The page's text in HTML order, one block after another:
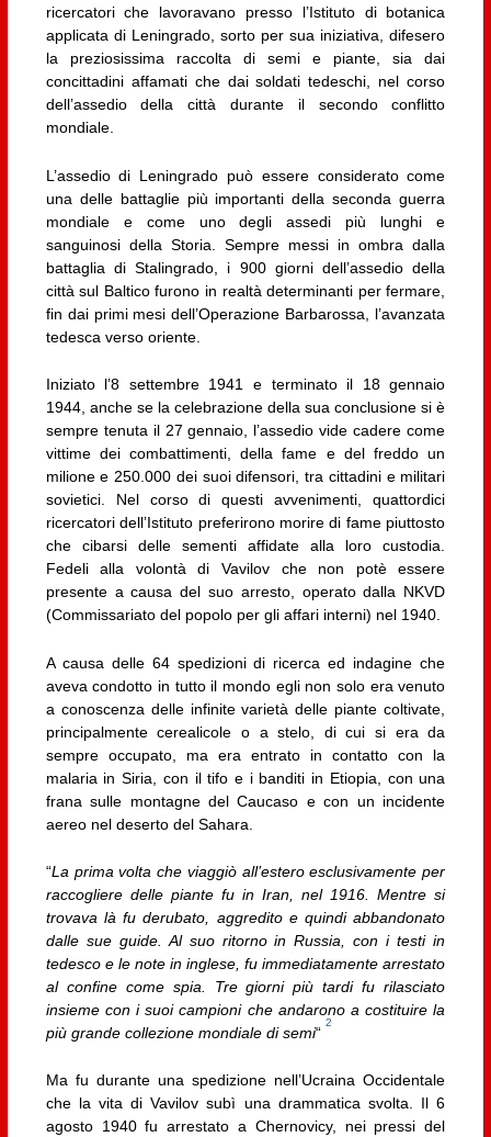
ricercatori che lavoravano presso l’Istituto di botanica
applicata di Leningrado, sorto per sua iniziativa, difesero
la preziosissima raccolta di semi e piante, sia dai
concittadini affamati che dai soldati tedeschi, nel corso
dell’assedio della città durante il secondo conflitto
mondiale.
L’assedio di Leningrado può essere considerato come
una delle battaglie più importanti della seconda guerra
mondiale e come uno degli assedi più lunghi e
sanguinosi della Storia. Sempre messi in ombra dalla
battaglia di Stalingrado, i 900 giorni dell’assedio della
città sul Baltico furono in realtà determinanti per fermare,
fin dai primi mesi dell’Operazione Barbarossa, l’avanzata
tedesca verso oriente.
Iniziato l’8 settembre 1941 e terminato il 18 gennaio
1944, anche se la celebrazione della sua conclusione si è
sempre tenuta il 27 gennaio, l’assedio vide cadere come
vittime dei combattimenti, della fame e del freddo un
milione e 250.000 dei suoi difensori, tra cittadini e militari
sovietici. Nel corso di questi avvenimenti, quattordici
ricercatori dell’Istituto preferirono morire di fame piuttosto
che cibarsi delle sementi affidate alla loro custodia.
Fedeli alla volontà di Vavilov che non potè essere
presente a causa del suo arresto, operato dalla NKVD
(Commissariato del popolo per gli affari interni) nel 1940.
A causa delle 64 spedizioni di ricerca ed indagine che
aveva condotto in tutto il mondo egli non solo era venuto
a conoscenza delle infinite varietà delle piante coltivate,
principalmente cerealicole o a stelo, di cui si era da
sempre occupato, ma era entrato in contatto con la
malaria in Siria, con il tifo e i banditi in Etiopia, con una
frana sulle montagne del Caucaso e con un incidente
aereo nel deserto del Sahara.
“La prima volta che viaggiò all’estero esclusivamente per
raccogliere delle piante fu in Iran, nel 1916. Mentre si
trovava là fu derubato, aggredito e quindi abbandonato
dalle sue guide. Al suo ritorno in Russia, con i testi in
tedesco e le note in inglese, fu immediatamente arrestato
al confine come spia. Tre giorni più tardi fu rilasciato
insieme con i suoi campioni che andarono a costituire la
più grande collezione mondiale di semi“
2
Ma fu durante una spedizione nell’Ucraina Occidentale
che la vita di Vavilov subì una drammatica svolta. Il 6
agosto 1940 fu arrestato a Chernovicy, nei pressi del